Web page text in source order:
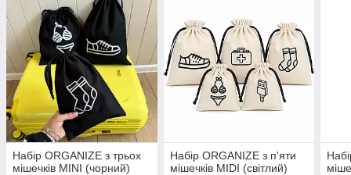
Набір ORGANIZE з трьох
мішечків MINI (чорний)
Набір ORGANIZE з п'яти
мішечків MIDI (світлий)